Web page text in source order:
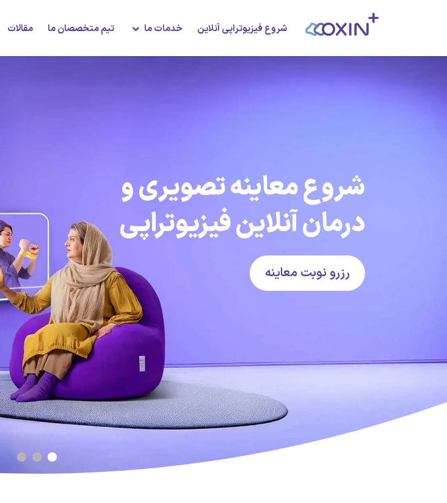
شروع فیزیوتراپی آنلاین خدمات ما تیم متخصصان ما مقالات
شروع معاینه تصویری و
درمان آنلاین فیزیوتراپی
رزرو نوبت معاینه